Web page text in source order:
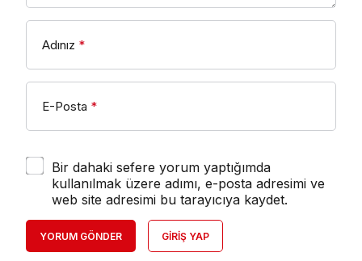
Adınız *
E-Posta *
Bir dahaki sefere yorum yaptığımda
kullanılmak üzere adımı, e-posta adresimi ve
web site adresimi bu tarayıcıya kaydet.
YORUM GÖNDER GIRIŞ YAP